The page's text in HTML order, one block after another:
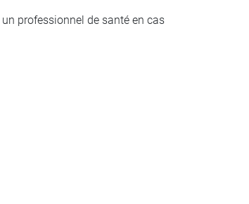
professionnel de santé en cas